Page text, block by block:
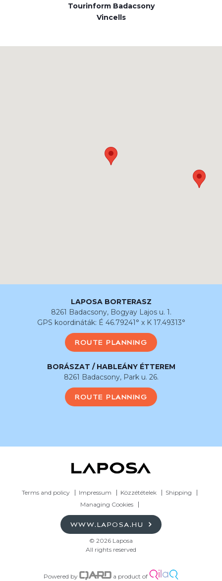
Tourinform Badacsony
Vincells
LAPOSA BORTERASZ
8261 Badacsony, Bogyay Lajos u. 1.
GPS koordináták: É 46.79241° x K 17.49313°
ROUTE PLANNING
BORÁSZAT / HABLEÁNY ÉTTEREM
8261 Badacsony, Park u. 26.
ROUTE PLANNING
Terms and policy Impressum Közzétételek
Shipping
Managing Cookies
WWW.LAPOSA.HU
© 2026 Laposa
All rights reserved
Powered by a product of